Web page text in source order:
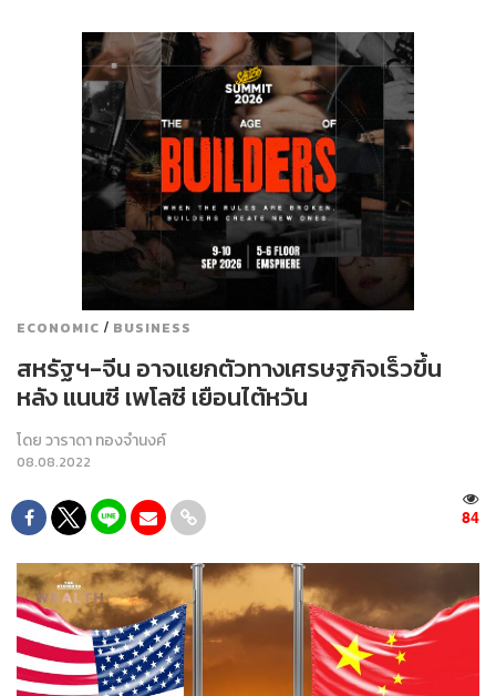
ECONOMIC / BUSINESS
สหรัฐฯ-จีน อาจแยกตัวทางเศรษฐกิจเร็วขึ้น
หลัง แนนซี เพโลซี เยือนไต้หวัน
โดยวาราดา ทองจำนงค์
08.08.2022
84